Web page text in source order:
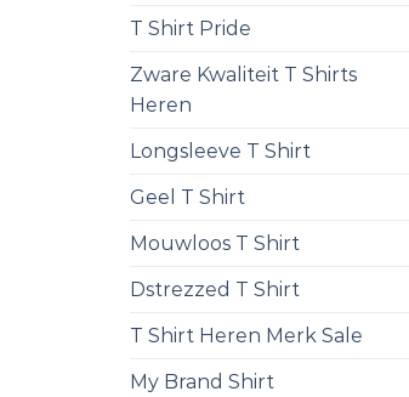
T Shirt Pride
Zware Kwaliteit T Shirts
Heren
Longsleeve T Shirt
Geel T Shirt
Mouwloos T Shirt
Dstrezzed T Shirt
T Shirt Heren Merk Sale
My Brand Shirt